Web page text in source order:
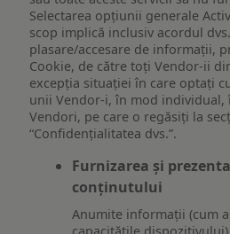
Selectarea opțiunii generale
scop implică inclusiv acordul
plasare/accesare de informații,
Cookie, de către toți Vendor-ii
excepția situației în care optați
unii Vendor-i, în mod individual,
Vendori, pe care o regăsiți la
“Confidențialitatea dvs.”.
Furnizarea și
conținutului
Anumite informații (cum